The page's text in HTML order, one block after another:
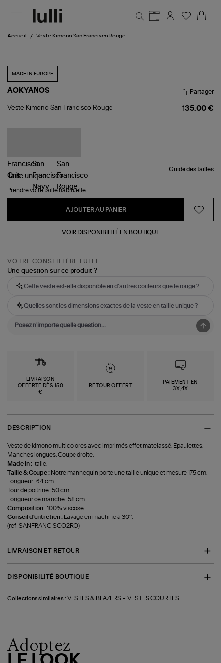
Accueil Veste Kimono San Francisco Rouge
MADE IN EUROPE
AOKYANOS
Veste
Partager
Veste Kimono San Francisco Rouge 135,00 €
Guide des tailles
Taille unique
Prendre votre taille habituelle.
AJOUTER AU PANIER
VOIR DISPONIBILITÉ EN BOUTIQUE
VOTRE CONSEILLÈRE LULLI
Une question sur ce produit ?
Cette veste est-elle disponible en d'autres couleurs que le rouge ?
Quelles sont les dimensions exactes de la veste en taille unique ?
LIVRAISON
OFFERTE DÈS 150
€
RETOUR OFFERT
PAIEMENT EN
3X,4X
DESCRIPTION
Veste de kimono multicolores avec imprimés effet matelassé. Epaulettes.
Manches longues. Coupe droite.
Made in : Italie.
Taille & Coupe : Notre mannequin porte une taille unique et mesure 175 cm.
Longueur : 64 cm.
Tour de poitrine : 50 cm.
Longueur de manche : 58 cm.
Composition :100% viscose.
Conseil d'entretien :
Lavage en machine à 30°.
(ref-SANFRANCISCO2RO)
LIVRAISON ET RETOUR
DISPONIBILITÉ BOUTIQUE
Collections similaires : VESTES & BLAZERS -VESTES COURTES
Adoptez